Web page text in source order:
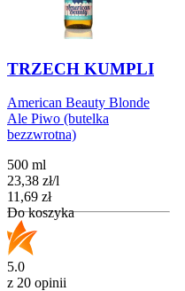
TRZECH KUMPLI
American Beauty Blonde
Ale Piwo (butelka
bezzwrotna)
500 ml
23,38 zł/l
Cena
11,69 zł
Do koszyka
5.0
z 20 opinii